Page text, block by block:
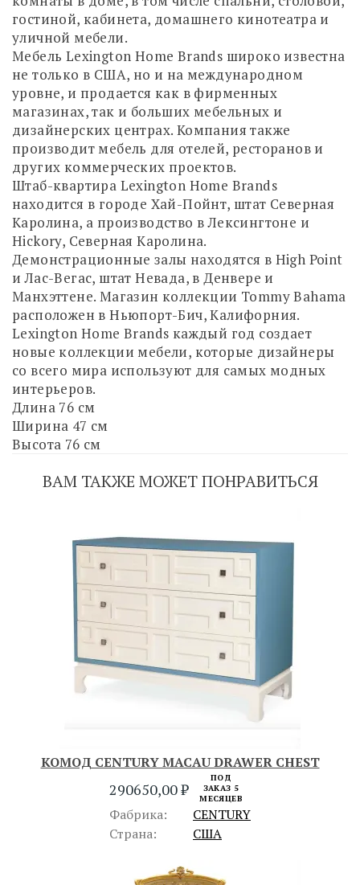
гостиной, кабинета, домашнего кинотеатра и
уличной мебели.
Мебель Lexington Home Brands широко известна
не только в США, но и на международном
уровне, и продается как в фирменных
магазинах, так и больших мебельных и
дизайнерских центрах. Компания также
производит мебель для отелей, ресторанов и
других коммерческих проектов.
Штаб-квартира Lexington Home Brands
находится в городе Хай-Пойнт, штат Северная
Каролина, а производство в Лексингтоне и
Hickory, Северная Каролина.
Демонстрационные залы находятся в High Point
и Лас-Вегас, штат Невада, в Денвере и
Манхэттене. Магазин коллекции Tommy Bahama
расположен в Ньюпорт-Бич, Калифорния.
Lexington Home Brands каждый год создает
новые коллекции мебели, которые дизайнеры
со всего мира используют для самых модных
интерьеров.
Длина 76 см
Ширина 47 см
Высота 76 см
ВАМ ТАКЖЕ МОЖЕТ ПОНРАВИТЬСЯ
КОМОД CENTURY MACAU DRAWER CHEST
290650,00₽
ПОД
ЗАКАЗ 5
МЕСЯЦЕВ
Фабрика:
CENTURY
Страна:
США